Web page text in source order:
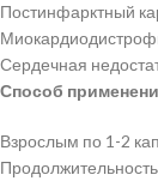
Постинфарктный
Сердечная
Способ
Взрослым по 1-2